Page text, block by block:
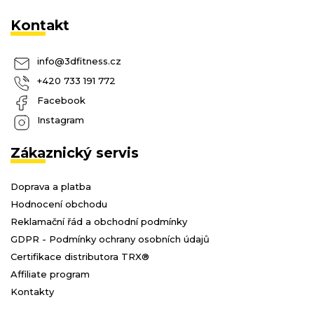
Kontakt
info@3dfitness.cz
+420 733 191 772
Facebook
Instagram
Zákaznický servis
Doprava a platba
Hodnocení obchodu
Reklamační řád a obchodní podmínky
GDPR - Podmínky ochrany osobních údajů
Certifikace distributora TRX®
Affiliate program
Kontakty